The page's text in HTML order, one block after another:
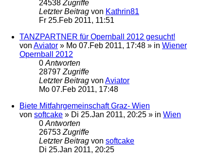
24538 Zugriffe
Letzter Beitrag von Kathrin81
Fr 25.Feb 2011, 11:51
TANZPARTNER für Opernball 2012 gesucht!
von Aviator » Mo 07.Feb 2011, 17:48 » in Wiener
Opernball 2012
0 Antworten
28797 Zugriffe
Letzter Beitrag von Aviator
Mo 07.Feb 2011, 17:48
Biete Mitfahrgemeinschaft Graz- Wien
von softcake » Di 25.Jan 2011, 20:25 » in Wien
0 Antworten
26753 Zugriffe
Letzter Beitrag von softcake
Di 25.Jan 2011, 20:25